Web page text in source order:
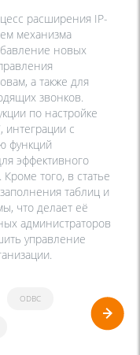
расширения IP-
механизма
новых
а также для
звонков.
по настройке
интеграции с
функций
эффективного
того, в статье
таблиц и
что делает её
администраторов
управление
ODBC